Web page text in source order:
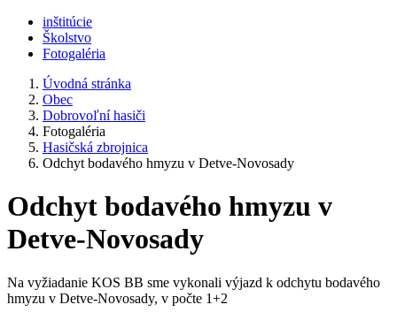
inštitúcie
Školstvo
Fotogaléria
Úvodná stránka
Obec
Dobrovoľní hasiči
Fotogaléria
Hasičská zbrojnica
Odchyt bodavého hmyzu v Detve-Novosady
Odchyt bodavého hmyzu v
Detve-Novosady
Na vyžiadanie KOS BB sme vykonali výjazd k odchytu bodavého
hmyzu v Detve-Novosady, v počte 1+2